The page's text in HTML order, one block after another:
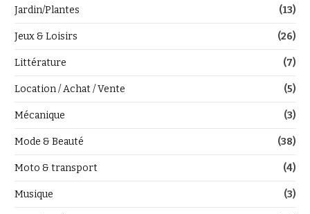
Jardin/Plantes (13)
Jeux & Loisirs (26)
Littérature (7)
Location / Achat / Vente (5)
Mécanique (3)
Mode & Beauté (38)
Moto & transport (4)
Musique (3)